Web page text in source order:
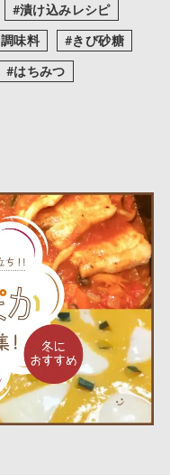
漬け込みレシピ
調味料
きび砂糖
はちみつ